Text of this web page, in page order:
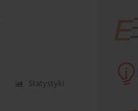
Statystyki